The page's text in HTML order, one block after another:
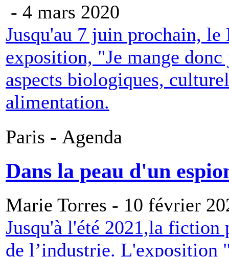
- 4 mars 2020
Jusqu'au 7 juin prochain, le
exposition, "Je mange
aspects biologiques,
alimentation.
Paris - Agenda
Dans la peau d'un
Marie Torres - 10 février
Jusqu'à l'été 2021,la fiction
de l’industrie. L'exposition